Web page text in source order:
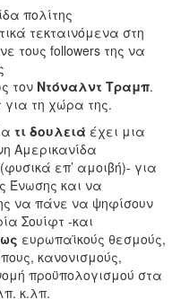
πολίτης
τεκταινόμενα στη
τους followers της να
τον Ντόναλντ Τραμπ.
για τη χώρα της.
τι δουλειά έχει μια
Αμερικανίδα
επ’ αμοιβή)- για
Ένωσης και να
να πάνε να ψηφίσουν
Σουίφτ -και
ευρωπαϊκούς θεσμούς,
κανονισμούς,
προϋπολογισμού στα
κ.λπ.